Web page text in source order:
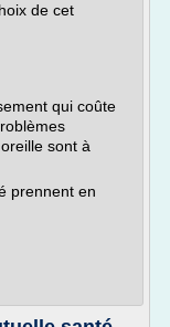
de cet
qui coûte
sont à
prennent en